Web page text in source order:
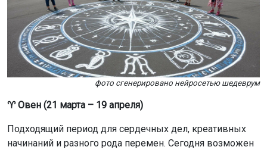
фото сгенерировано нейросетью шедеврум
♈ Овен (21 марта – 19 апреля)
Подходящий период для сердечных дел, креативных
начинаний и разного рода перемен. Сегодня возможен